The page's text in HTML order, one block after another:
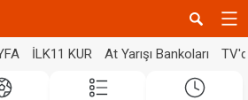
İLK11 KUR At Yarışı Bankoları